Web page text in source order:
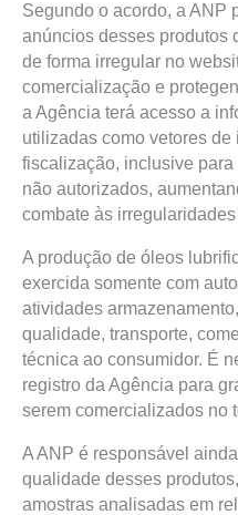
Segundo o acordo, a ANP
anúncios desses produtos
de forma irregular no
comercialização e
a Agência terá acesso a
utilizadas como vetores
fiscalização, inclusive
não autorizados,
combate às
A produção de óleos
exercida somente com
atividades
qualidade, transporte,
técnica ao consumidor. É
registro da Agência para
serem comercializados no
A ANP é responsável
qualidade desses
amostras analisadas em